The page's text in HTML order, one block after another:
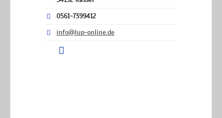
0561-7399412
info@lup-online.de